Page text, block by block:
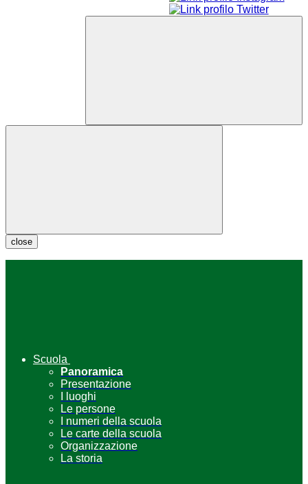
close
Scuola
Panoramica
Presentazione
I luoghi
Le persone
I numeri della scuola
Le carte della scuola
Organizzazione
La storia